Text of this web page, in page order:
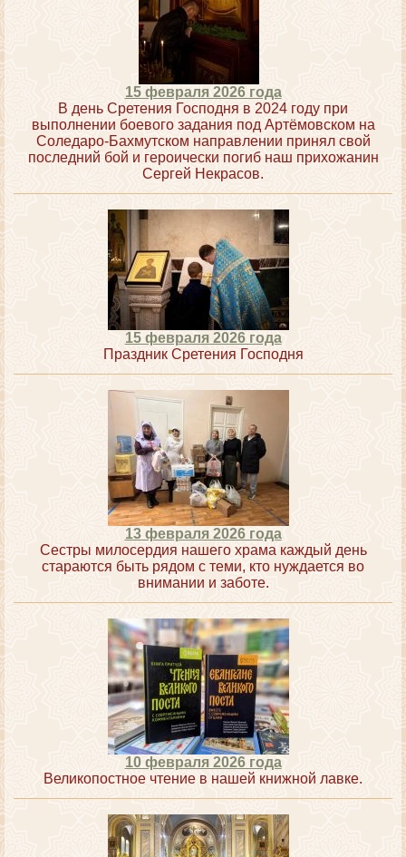
15 февраля 2026 года
В день Сретения Господня в 2024 году при
выполнении боевого задания под Артёмовском на
Соледаро-Бахмутском направлении принял свой
последний бой и героически погиб наш прихожанин
Сергей Некрасов.
15 февраля 2026 года
Праздник Сретения Господня
13 февраля 2026 года
Сестры милосердия нашего храма каждый день
стараются быть рядом с теми, кто нуждается во
внимании и заботе.
10 февраля 2026 года
Великопостное чтение в нашей книжной лавке.